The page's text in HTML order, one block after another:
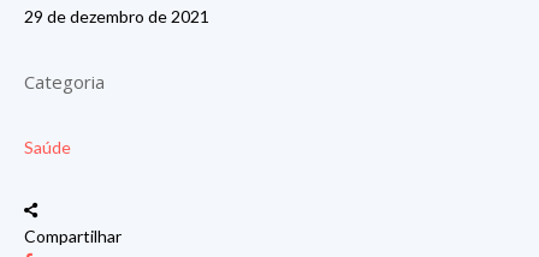
29 de dezembro de 2021
Categoria
Saúde
Compartilhar